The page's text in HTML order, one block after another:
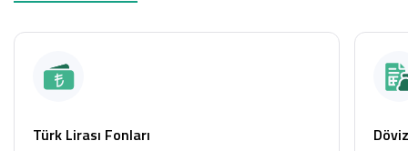
Türk Lirası Fonları